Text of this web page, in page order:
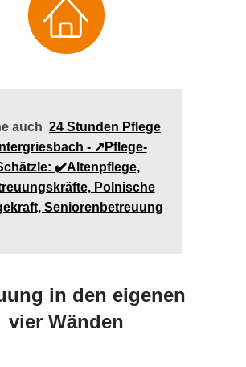
auch 24 Stunden Pflege
- ↗️Pflege-
✔️Altenpflege,
Polnische
Seniorenbetreuung
in den eigenen
vier Wänden